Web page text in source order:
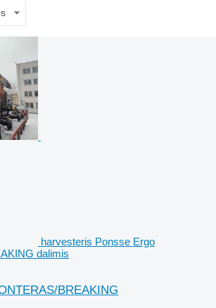
harvesteris Ponsse Ergo
dalimis
BREAKING